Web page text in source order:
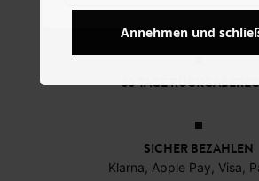
30 TAGE
SICHER BEZAHLEN
Klarna, Apple Pay, Visa,
Annehmen und